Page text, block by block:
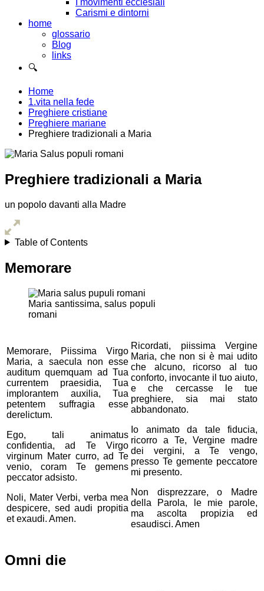
Carismi e dintorni
home
glossario
Blog
links
🔍
Home
1.vita nella fede
Preghiere cristiane
Preghiere mariane
Preghiere tradizionali a Maria
Preghiere tradizionali a Maria
un popolo davanti alla Madre
Table of Contents
Memorare
Maria santissima, salus populi
romani
Memorare, Piissima Virgo
Maria, a saecula non esse
auditum quemquam ad Tua
currentem praesidia, Tua
implorantem auxilia, Tua
petentem suffragia esse
derelictum.
Ego, tali animatus
confidentia, ad Te Virgo
virginum Mater curro, ad Te
venio, coram Te gemens
peccator adsisto.
Noli, Mater Verbi, verba mea
despicere, sed audi propitia
et exaudi. Amen.
Ricordati, piissima Vergine
Maria, che non si è mai udito
che alcuno, ricorso al tuo
conforto, invocante il tuo aiuto,
e che cercasse le tue
preghiere, sia mai stato
abbandonato.
Io animato da tale fiducia,
ricorro a Te, Vergine madre
dei vergini, a Te vengo,
presso Te gemente peccatore
mi presento.
Non disprezzare, o Madre
della Parola, le mie parole,
ma ascolta propizia ed
esaudisci. Amen
Omni die